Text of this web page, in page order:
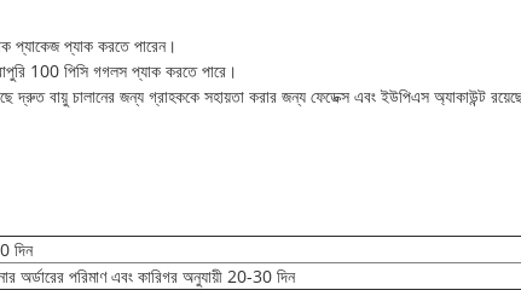
প্যাকেজ প্যাক করতে পারেন।
100 পিসি গগলস প্যাক করতে পারে।
দ্রুত বায়ু চালানের জন্য গ্রাহককে সহায়তা করার জন্য ফেডেক্স এবং ইউপিএস অ্যাকাউন্ট
দিন
অর্ডারের পরিমাণ এবং কারিগর অনুযায়ী 20-30 দিন